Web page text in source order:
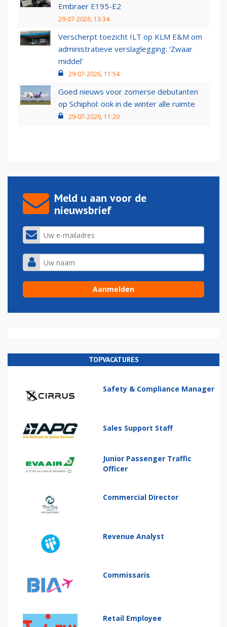
Embraer E195-E2
29-07-2026, 13:34
Verscherpt toezicht ILT op KLM E&M om
administratieve verslaglegging: ‘Zwaar
middel’
29-07-2026, 11:54
Goed nieuws voor zomerse debutanten
op Schiphol: ook in de winter alle ruimte
29-07-2026, 11:20
Meld u aan voor de
nieuwsbrief
TOPVACATURES
Safety & Compliance Manager
Sales Support Staff
Junior Passenger Traffic
Officer
Commercial Director
Revenue Analyst
Commissaris
Retail Employee